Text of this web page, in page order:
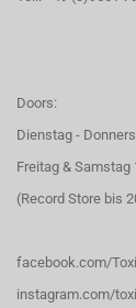
Doors:
Dienstag -
Freitag & Samstag
(Record Store bis
facebook.com/
instagram.com/